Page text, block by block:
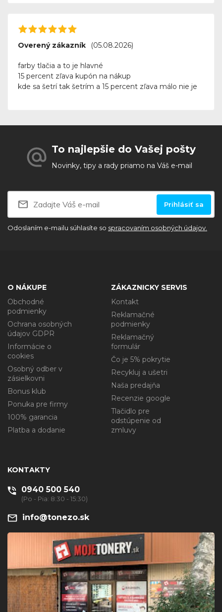
Overený zákazník (05.08.2026)
farby tlačia a to je hlavné
15 percent zľava kupón na nákup
kde sa šetrí tak šetrím a 15 percent zľava málo nie je
To najlepšie do Vašej pošty
Novinky, tipy a rady priamo na Váš e-mail
Prihlásiť sa
Odoslaním e-mailu súhlasíte so spracovaním osobných údajov.
O NÁKUPE
Obchodné
podmienky
Ochrana osobných
údajov GDPR
Informácie o
cookies
Osobný odber v
zásielkovni
Bonus klub
Ponuka pre firmy
100% garancia
Platba a dodanie
ZÁKAZNICKY SERVIS
Kontakt
Reklamačné
podmienky
Reklamačný
formulár
Čo je 5% pokrytie
Recykluj a ušetri
Naša predajňa
Recenzie google
Tlačidlo pre
odstúpenie od
zmluvy
KONTAKTY
0940 500 540
(Po - Pia: 8:30 - 15:30)
info@tonezo.sk